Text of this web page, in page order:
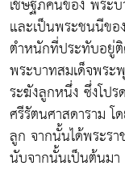
และเป็นพระชนนีข
ตำหนักที่ประทับอยู่
พระบาทสมเด็จพร
ระฆังลูกหนึ่ง ซึ่งโปร
ศรีรัตนศาสดาราม โ
ลูก จากนั้นได้พระร
นับจากนั้นเป็นต้นมา